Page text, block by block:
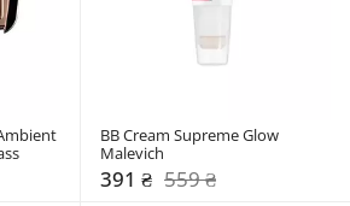
BB Cream Supreme Glow
Malevich
391 ₴ 559 ₴